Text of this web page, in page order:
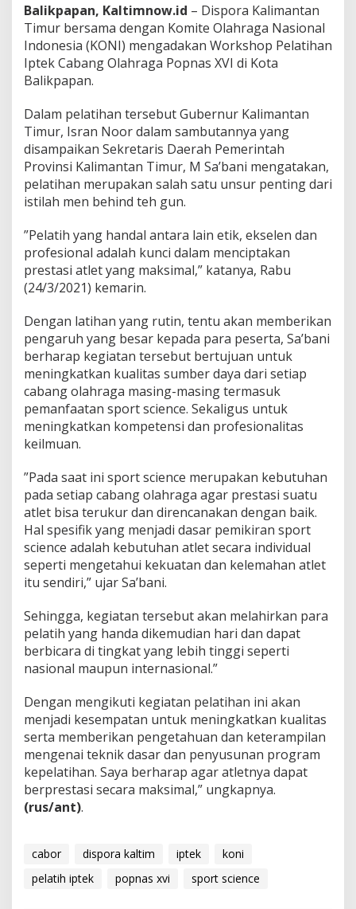
Balikpapan, Kaltimnow.id – Dispora Kalimantan
Timur bersama dengan Komite Olahraga Nasional
Indonesia (KONI) mengadakan Workshop Pelatihan
Iptek Cabang Olahraga Popnas XVI di Kota
Balikpapan.
Dalam pelatihan tersebut Gubernur Kalimantan
Timur, Isran Noor dalam sambutannya yang
disampaikan Sekretaris Daerah Pemerintah
Provinsi Kalimantan Timur, M Sa’bani mengatakan,
pelatihan merupakan salah satu unsur penting dari
istilah men behind teh gun.
”Pelatih yang handal antara lain etik, ekselen dan
profesional adalah kunci dalam menciptakan
prestasi atlet yang maksimal,” katanya, Rabu
(24/3/2021) kemarin.
Dengan latihan yang rutin, tentu akan memberikan
pengaruh yang besar kepada para peserta, Sa’bani
berharap kegiatan tersebut bertujuan untuk
meningkatkan kualitas sumber daya dari setiap
cabang olahraga masing-masing termasuk
pemanfaatan sport science. Sekaligus untuk
meningkatkan kompetensi dan profesionalitas
keilmuan.
”Pada saat ini sport science merupakan kebutuhan
pada setiap cabang olahraga agar prestasi suatu
atlet bisa terukur dan direncanakan dengan baik.
Hal spesifik yang menjadi dasar pemikiran sport
science adalah kebutuhan atlet secara individual
seperti mengetahui kekuatan dan kelemahan atlet
itu sendiri,” ujar Sa’bani.
Sehingga, kegiatan tersebut akan melahirkan para
pelatih yang handa dikemudian hari dan dapat
berbicara di tingkat yang lebih tinggi seperti
nasional maupun internasional.”
Dengan mengikuti kegiatan pelatihan ini akan
menjadi kesempatan untuk meningkatkan kualitas
serta memberikan pengetahuan dan keterampilan
mengenai teknik dasar dan penyusunan program
kepelatihan. Saya berharap agar atletnya dapat
berprestasi secara maksimal,” ungkapnya.
(rus/ant).
cabor dispora kaltim iptek
koni
pelatih iptek
popnas xvi sport science